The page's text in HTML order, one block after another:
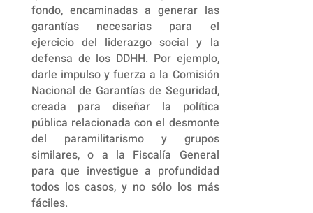
fondo, encaminadas a generar las
garantías necesarias para el
ejercicio del liderazgo social y la
defensa de los DDHH. Por ejemplo,
darle impulso y fuerza a la Comisión
Nacional de Garantías de Seguridad,
creada para diseñar la política
pública relacionada con el desmonte
del paramilitarismo y grupos
similares, o a la Fiscalía General
para que investigue a profundidad
todos los casos, y no sólo los más
fáciles.